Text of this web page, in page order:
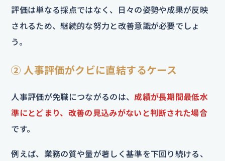
評価は単なる採点ではなく、日々の姿勢や成果が反映
されるため、継続的な努力と改善意識が必要でしょ
う。
② 人事評価がクビに直結するケース
人事評価が免職につながるのは、 成績が長期間最低水
準にとどまり、改善の見込みがないと判断された場合
です。
例えば、業務の質や量が著しく基準を下回り続ける、